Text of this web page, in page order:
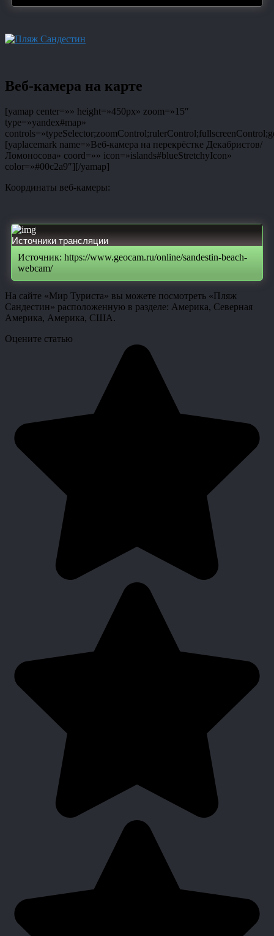
Веб-камера на карте
[yamap center=»» height=»450px» zoom=»15″
type=»yandex#map»
[yaplacemark name=»Веб-камера на перекрёстке Декабристов/
Ломоносова» coord=»» icon=»islands#blueStretchyIcon»
color=»#00c2a9″][/yamap]
Координаты веб-камеры:
Источники трансляции
Источник: https://www.geocam.ru/online/sandestin-beach-
webcam/
На сайте «Мир Туриста» вы можете посмотреть «Пляж
Сандестин» расположенную в разделе: Америка, Северная
Америка, Америка, США.
Оцените статью